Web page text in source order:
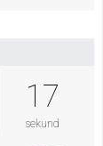
16
sekund